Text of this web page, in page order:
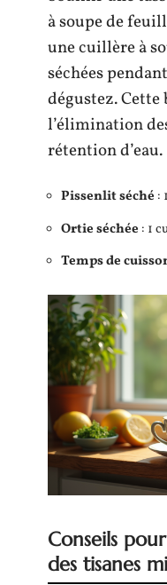
à soupe de
une cuillère à
séchées
dégustez. Cette
l’élimination
rétention d’eau.
Pissenlit séché :
Ortie séchée : 1
Temps de
Conseils
des tisanes